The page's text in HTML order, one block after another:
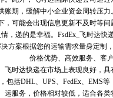
期，缓解中小企业资金周转压
，可能会出现信息更新不及时等
，递的是幸福。FsdEx_飞时达
方案根据您的运输需求量身定制
价格优势、高效服务、客
飞时达快递在市场上表现良好，
包括DHL、UPS、FedEx、EMS
运服务，价格相对较低，适合各